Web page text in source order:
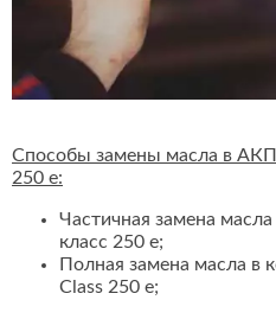
Способы замены масла в
250 e:
Частичная замена
класс 250 e;
Полная замена масла в
Class 250 e;